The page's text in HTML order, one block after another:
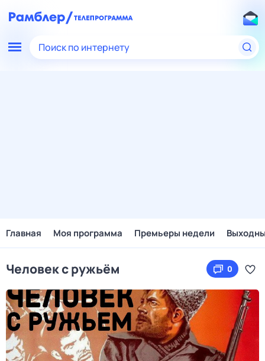
Поиск по интернету
Главная Моя программа Премьеры недели
Человек с ружьём 0